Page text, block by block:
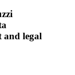
and legal